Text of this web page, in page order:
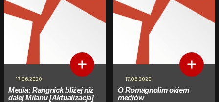
17.06.2020
Media: Rangnick bliżej niż
dalej Milanu [Aktualizacja]
17.06.2020
O Romagnolim okiem
mediów